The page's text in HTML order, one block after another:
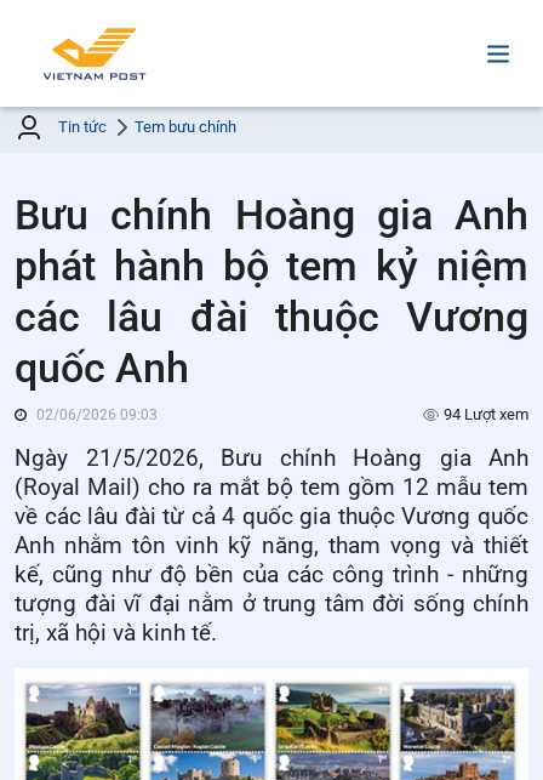
Tin tức Tem bưu chính
Bưu chính Hoàng gia Anh
phát hành bộ tem kỷ niệm
các lâu đài thuộc Vương
quốc Anh
02/06/2026 09:03 94 Lượt xem
Ngày 21/5/2026, Bưu chính Hoàng gia Anh
(Royal Mail) cho ra mắt bộ tem gồm 12 mẫu tem
về các lâu đài từ cả 4 quốc gia thuộc Vương quốc
Anh nhằm tôn vinh kỹ năng, tham vọng và thiết
kế, cũng như độ bền của các công trình - những
tượng đài vĩ đại nằm ở trung tâm đời sống chính
trị, xã hội và kinh tế.